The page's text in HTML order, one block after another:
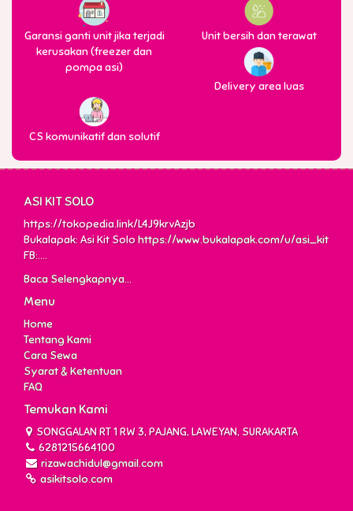
Garansi ganti unit jika terjadi
kerusakan (freezer dan
pompa asi)
Unit bersih dan terawat
Delivery area luas
CS komunikatif dan solutif
ASI KIT SOLO
https://tokopedia.link/L4J9krvAzjb
Bukalapak: Asi Kit Solohttps://www.bukalapak.com/u/asi_kit
FB:....
Baca Selengkapnya...
Menu
Home
Tentang Kami
Cara Sewa
Syarat & Ketentuan
FAQ
Temukan Kami
SONGGALAN RT 1 RW 3, PAJANG, LAWEYAN, SURAKARTA
6281215664100
rizawachidul@gmail.com
asikitsolo.com